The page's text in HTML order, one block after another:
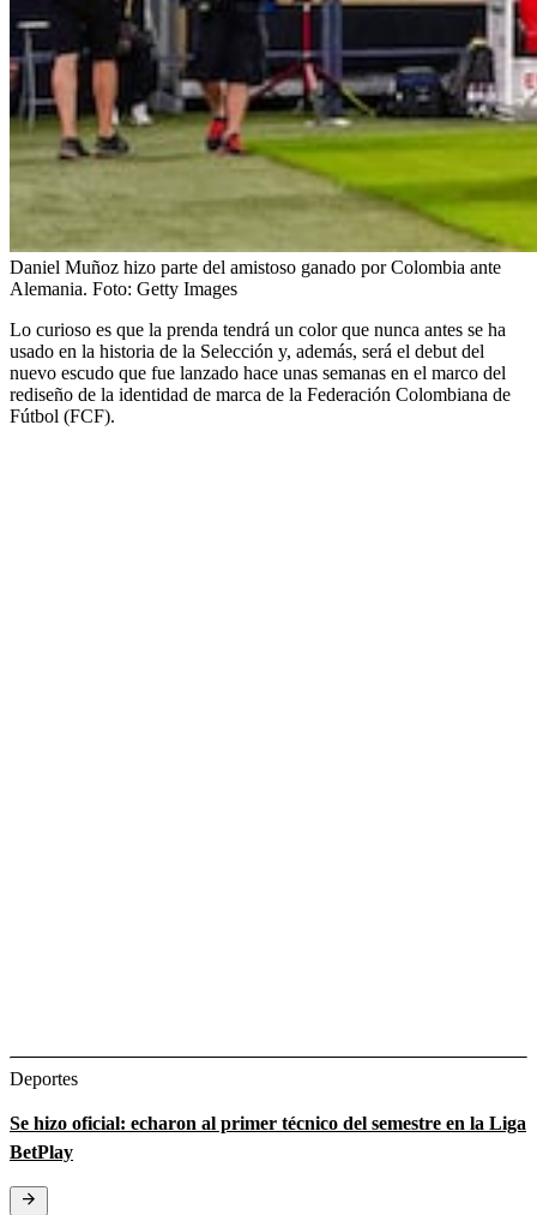
Daniel Muñoz hizo parte del amistoso ganado por Colombia ante
Alemania. Foto: Getty Images
Lo curioso es que la prenda tendrá un color que nunca antes se ha
usado en la historia de la Selección y, además, será el debut del
nuevo escudo que fue lanzado hace unas semanas en el marco del
rediseño de la identidad de marca de la Federación Colombiana de
Fútbol (FCF).
Deportes
Se hizo oficial: echaron al primer técnico del semestre en la Liga
BetPlay